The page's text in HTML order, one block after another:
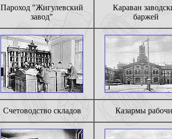
Пароход "Жигулевский
завод"
Караван
баржей
Счетоводство складов Казармы